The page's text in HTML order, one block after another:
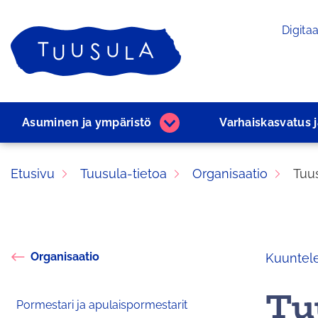
sisältöön
Etusivu
Asuminen ja ­ympäristö
Asuminen
ja
alasivut
Varhaiskasvatus
Etusivu Tuusula-tietoa Organisaatio
Organisaatio
Pormestari ja apulaispormestarit